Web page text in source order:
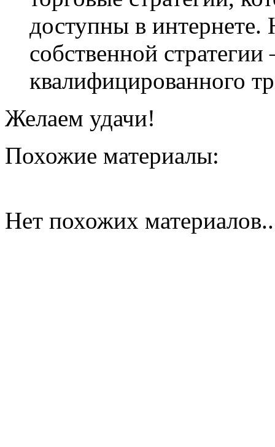
доступны в
собственной
квалифицированного
Желаем удачи!
Похожие материалы:
Нет похожих